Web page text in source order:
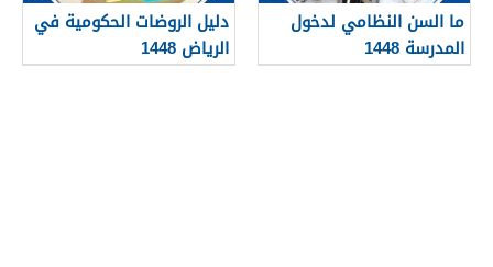
ما السن النظامي لدخول
المدرسة 1448
دليل الروضات الحكومية في
الرياض 1448